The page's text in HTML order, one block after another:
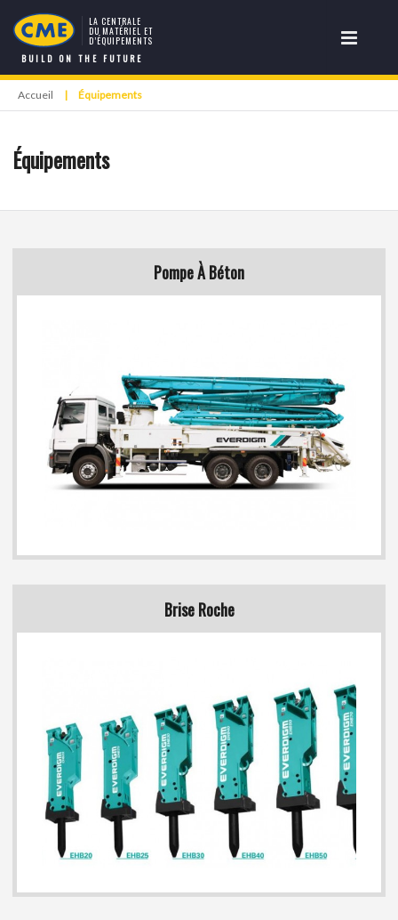
LA CENTRALE
DU MATÉRIEL ET
D’ÉQUIPEMENTS
BUILD ON THE FUTURE
Accueil | Équipements
Équipements
Pompe À Béton
Brise Roche